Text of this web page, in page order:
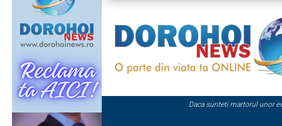
Daca sunteti martorul unor